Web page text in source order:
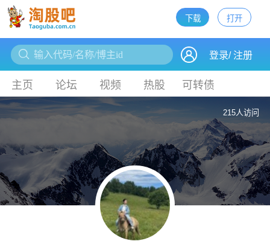
下载
登录/注册
主页 论坛 视频 热股 可转债
打开
下载
215人访问